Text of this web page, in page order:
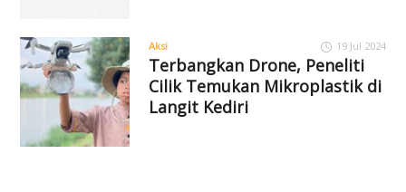
Aksi 19 Jul 2024
Terbangkan Drone, Peneliti
Cilik Temukan Mikroplastik di
Langit Kediri